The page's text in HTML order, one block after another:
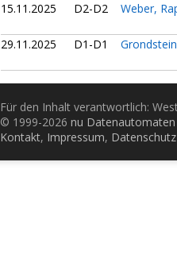
15.11.2025 D2-D2 Weber,
29.11.2025 D1-D1
Für den Inhalt verantwortlich:
© 1999-2026 nu
Kontakt, Impressum, Datenschutz